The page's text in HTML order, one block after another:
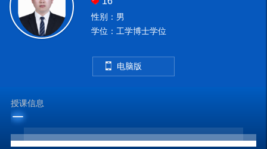
性别：男
学位：工学博士学位
电脑版
授课信息